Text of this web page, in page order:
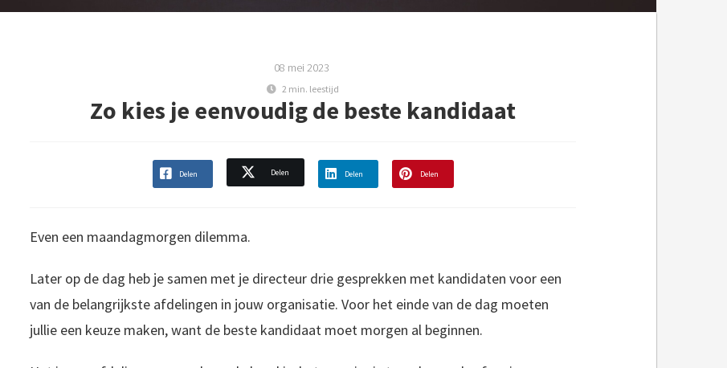
08 mei 2023
2 min. leestijd
Zo kies je eenvoudig de beste kandidaat
Delen Delen Delen Delen
Even een maandagmorgen dilemma.
Later op de dag heb je samen met je directeur drie gesprekken met kandidaten voor een
van de belangrijkste afdelingen in jouw organisatie. Voor het einde van de dag moeten
jullie een keuze maken, want de beste kandidaat moet morgen al beginnen.